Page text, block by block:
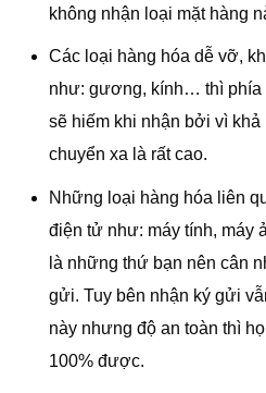
không nhận loại mặt hàng
Các loại hàng hóa dễ vỡ,
như: gương, kính… thì phía
sẽ hiếm khi nhận bởi vì khả
chuyển xa là rất cao.
Những loại hàng hóa liên
điện tử như: máy tính, máy
là những thứ bạn nên cân
gửi. Tuy bên nhận ký gửi
này nhưng độ an toàn thì
100% được.